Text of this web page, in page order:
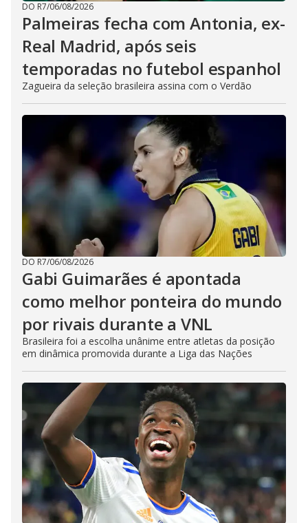
DO R7/06/08/2026
Palmeiras fecha com Antonia, ex-
Real Madrid, após seis
temporadas no futebol espanhol
Zagueira da seleção brasileira assina com o Verdão
DO R7/06/08/2026
Gabi Guimarães é apontada
como melhor ponteira do mundo
por rivais durante a VNL
Brasileira foi a escolha unânime entre atletas da posição
em dinâmica promovida durante a Liga das Nações